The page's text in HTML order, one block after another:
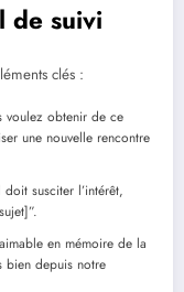
de suivi
clés :
voulez obtenir de ce
une nouvelle rencontre
susciter l’intérêt,
en mémoire de la
bien depuis notre